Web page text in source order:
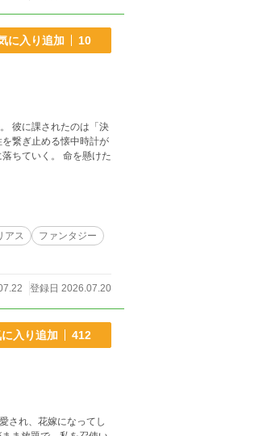
に入り追加 10
アス
ファンタジー
登録日 2026.07.20
入り追加 412
され、花嫁になってし